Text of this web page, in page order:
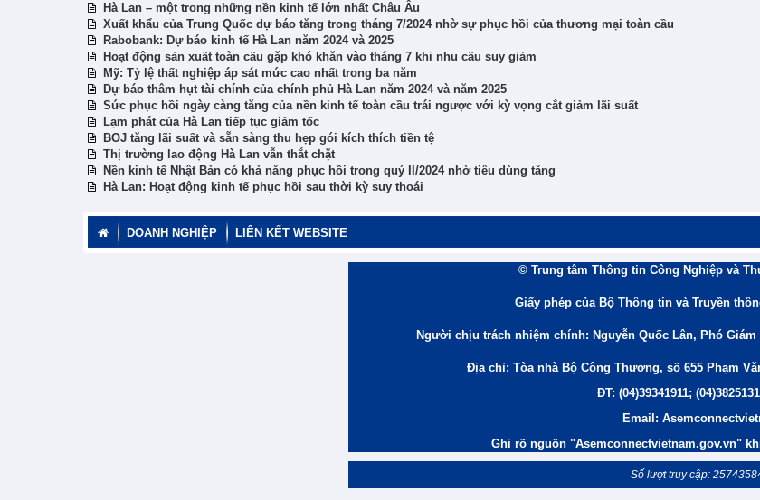
Hà Lan – một trong những nền kinh tế lớn nhất Châu Âu
Xuất khẩu của Trung Quốc dự báo tăng trong tháng 7/2024 nhờ sự phục hồi của thương mại toàn cầu
Rabobank: Dự báo kinh tế Hà Lan năm 2024 và 2025
Hoạt động sản xuất toàn cầu gặp khó khăn vào tháng 7 khi nhu cầu suy giảm
Mỹ: Tỷ lệ thất nghiệp áp sát mức cao nhất trong ba năm
Dự báo thâm hụt tài chính của chính phủ Hà Lan năm 2024 và năm 2025
Sức phục hồi ngày càng tăng của nền kinh tế toàn cầu trái ngược với kỳ vọng cắt giảm lãi suất
Lạm phát của Hà Lan tiếp tục giảm tốc
BOJ tăng lãi suất và sẵn sàng thu hẹp gói kích thích tiền tệ
Thị trường lao động Hà Lan vẫn thắt chặt
Nền kinh tế Nhật Bản có khả năng phục hồi trong quý II/2024 nhờ tiêu dùng tăng
Hà Lan: Hoạt động kinh tế phục hồi sau thời kỳ suy thoái
DOANH NGHIỆP LIÊN KẾT WEBSITE
© Trung tâm Thông tin Công Nghiệp và
Giấy phép của Bộ Thông tin và Truyền
Người chịu trách nhiệm chính: Nguyễn Quốc Lân, Phó
Địa chỉ: Tòa nhà Bộ Công Thương, số 655 Phạm
ĐT: (04)39341911;
Email:
Ghi rõ nguồn "Asemconnectvietnam.gov.vn"
Số lượt truy cập: